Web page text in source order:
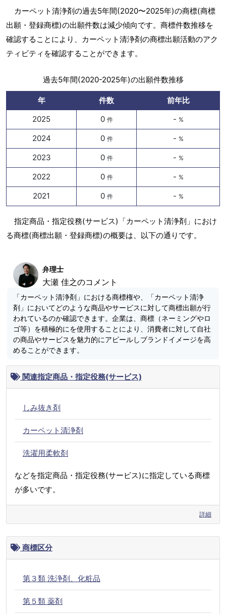
カーペット清浄剤の過去5年間(2020〜2025年)の商標(商標
出願・登録商標)の出願件数は減少傾向です。商標件数推移を
確認することにより、カーペット清浄剤の商標出願活動のアク
ティビティを確認することができます。
過去5年間(2020-2025年)の出願件数推移
年 件数
前年比
2025
0 件 - %
2024 0 件 - %
2023 0 件 - %
2022 0 件 - %
2021 0 件 - %
指定商品・指定役務(サービス)「カーペット清浄剤」におけ
る商標(商標出願・登録商標)の概要は、以下の通りです。
弁理士
大瀬 佳之のコメント
「カーペット清浄剤」における商標権や、「カーペット清浄
剤」においてどのような商品やサービスに対して商標出願が行
われているのか確認できます。企業は、商標（ネーミングやロ
ゴ等）を積極的にを使用することにより、消費者に対して自社
の商品やサービスを魅力的にアピールしブランドイメージを高
めることができます。
関連指定商品・指定役務(サービス)
しみ抜き剤
カーペット清浄剤
洗濯用柔軟剤
などを指定商品・指定役務(サービス)に指定している商標
が多いです。
詳細
商標区分
第３類 洗浄剤、化粧品
第５類 薬剤